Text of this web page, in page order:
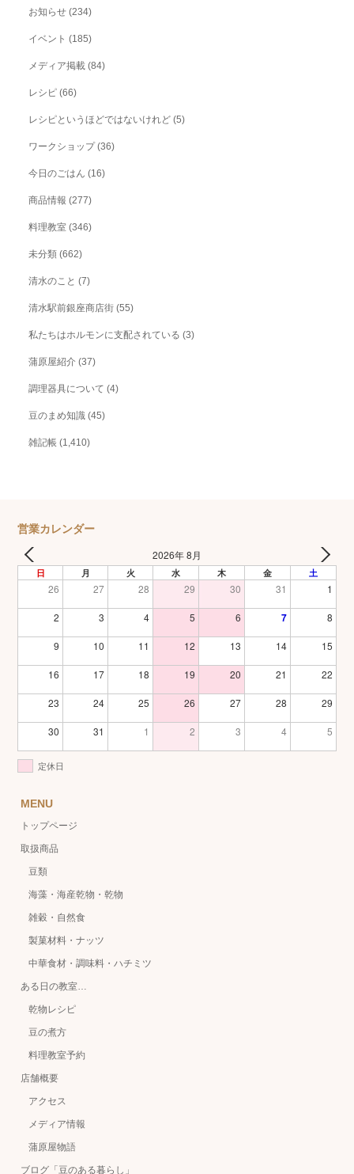
お知らせ (234)
イベント (185)
メディア掲載 (84)
レシピ (66)
レシピというほどではないけれど (5)
ワークショップ(36)
今日のごはん (16)
商品情報 (277)
料理教室 (346)
未分類 (662)
清水のこと (7)
清水駅前銀座商店街 (55)
私たちはホルモンに支配されている (3)
蒲原屋紹介 (37)
調理器具について (4)
豆のまめ知識 (45)
雑記帳 (1,410)
営業カレンダー
2026年 8月
日 月 火 水 木 金 土
26 27 28 29 30 31 1
2 3 4 5 6 7 8
9 10 11 12 13 14 15
16 17 18 19 20 21 22
23 24 25 26 27 28 29
30 31 1 2 3 4 5
定休日
MENU
トップページ
取扱商品
豆類
海藻・海産乾物・乾物
雑穀・自然食
製菓材料・ナッツ
中華食材・調味料・ハチミツ
ある日の教室…
乾物レシピ
豆の煮方
料理教室予約
店舗概要
アクセス
メディア情報
蒲原屋物語
ブログ「豆のある暮らし」